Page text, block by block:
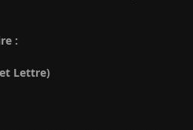
:
Lettre)